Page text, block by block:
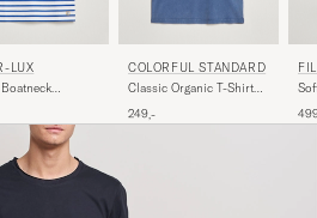
LUX
COLORFUL STANDARD
Classic Organic T-Shirt
249,-